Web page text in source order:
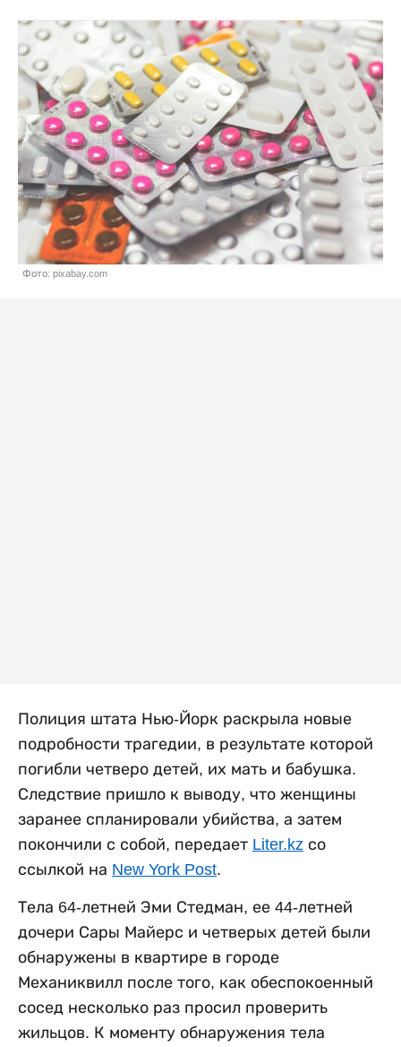
Фото: pixabay.com
Полиция штата Нью-Йорк раскрыла новые
подробности трагедии, в результате которой
погибли четверо детей, их мать и бабушка.
Следствие пришло к выводу, что женщины
заранее спланировали убийства, а затем
покончили с собой, передает Liter.kz со
ссылкой на New York Post.
Тела 64-летней Эми Стедман, ее 44-летней
дочери Сары Майерс и четверых детей были
обнаружены в квартире в городе
Механиквилл после того, как обеспокоенный
сосед несколько раз просил проверить
жильцов. К моменту обнаружения тела